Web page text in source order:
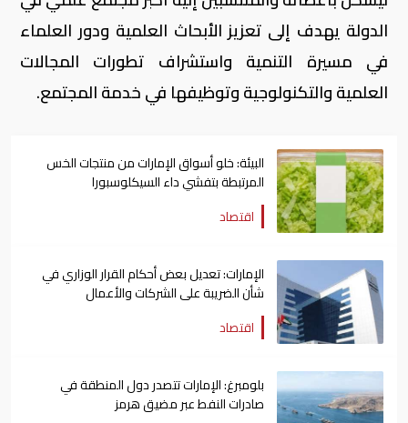
الدولة يهدف إلى تعزيز الأبحاث العلمية ودور العلماء
في مسيرة التنمية واستشراف تطورات المجالات
العلمية والتكنولوجية وتوظيفها في خدمة المجتمع.
البيئة: خلو أسواق الإمارات من منتجات الخس
المرتبطة بتفشي داء السيكلوسبورا
اقتصاد
الإمارات: تعديل بعض أحكام القرار الوزاري في
شأن الضريبة على الشركات والأعمال
اقتصاد
بلومبرغ: الإمارات تتصدر دول المنطقة في
صادرات النفط عبر مضيق هرمز